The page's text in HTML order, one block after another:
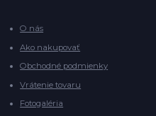
O nás
Ako nakupovať
Obchodné podmienky
Vrátenie tovaru
Fotogaléria